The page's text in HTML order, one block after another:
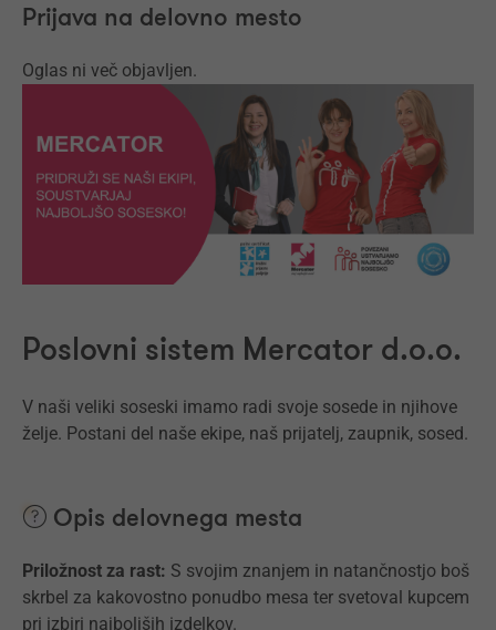
Prijava na delovno mesto
Oglas ni več objavljen.
Poslovni sistem Mercator d.o.o.
V naši veliki soseski imamo radi svoje sosede in njihove
želje. Postani del naše ekipe, naš prijatelj, zaupnik, sosed.
Opis delovnega mesta
Priložnost za rast: S svojim znanjem in natančnostjo boš
skrbel za kakovostno ponudbo mesa ter svetoval kupcem
pri izbiri najboljših izdelkov.